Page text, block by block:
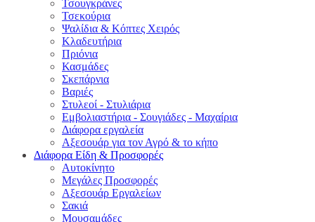
Τσουγκράνες
Τσεκούρια
Ψαλίδια & Κόπτες Χειρός
Κλαδευτήρια
Πριόνια
Κασμάδες
Σκεπάρνια
Βαριές
Στυλεοί - Στυλιάρια
Εμβολιαστήρια - Σουγιάδες - Μαχαίρια
Διάφορα εργαλεία
Αξεσουάρ για τον Αγρό & το κήπο
Διάφορα Είδη & Προσφορές
Αυτοκίνητο
Μεγάλες Προσφορές
Αξεσουάρ Εργαλείων
Σακιά
Μουσαμάδες